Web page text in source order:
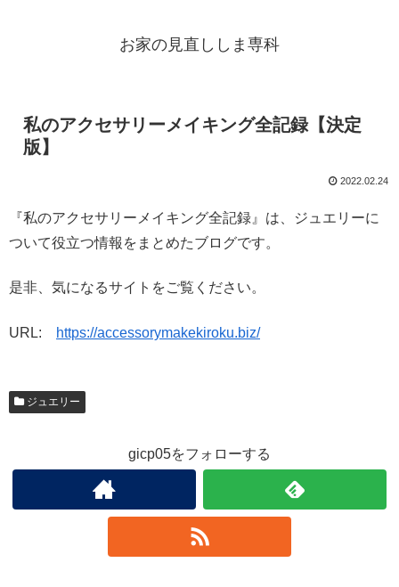
お家の見直ししま専科
私のアクセサリーメイキング全記録【決定
版】
2022.02.24
『私のアクセサリーメイキング全記録』は、ジュエリーに
ついて役立つ情報をまとめたブログです。
是非、気になるサイトをご覧ください。
URL: https://accessorymakekiroku.biz/
ジュエリー
gicp05をフォローする